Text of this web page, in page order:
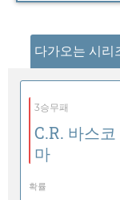
다가오는 시리
3승무패
C.R. 바스
마
확률